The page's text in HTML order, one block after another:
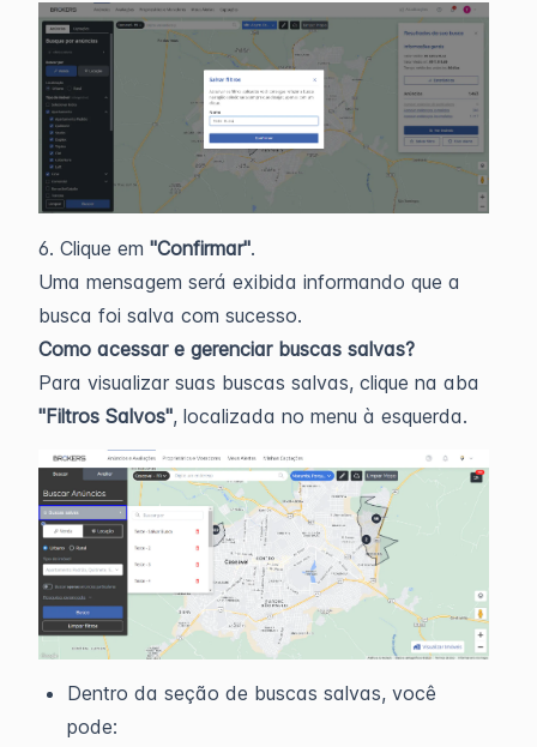
6. Clique em "Confirmar".
Uma mensagem será exibida informando que a
busca foi salva com sucesso.
Como acessar e gerenciar buscas salvas?
Para visualizar suas buscas salvas, clique na aba
"Filtros Salvos", localizada no menu à esquerda.
Dentro da seção de buscas salvas, você
pode: